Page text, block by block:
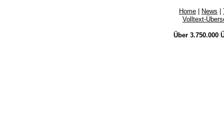
Home News
Volltext-
Über 3.750.000